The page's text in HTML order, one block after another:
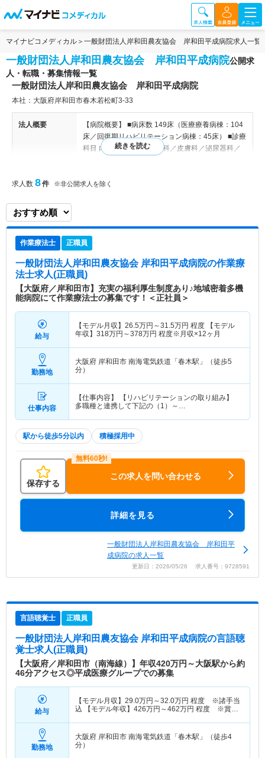
マイナビコメディカル 一般財団法人岸和田農友協会 岸和田平成病院求人一覧
一般財団法人岸和田農友協会 岸和田平成病院公開求
人・転職・募集情報一覧
一般財団法人岸和田農友協会 岸和田平成病院
本社：大阪府岸和田市春木若松町3-33
法人概要
【病院概要】 ■病床数 149床（医療療養病棟：104
床／回復期リハビリテーション病棟：45床） ■診療
科目 内科／整形外科／外科／皮膚科／泌尿器科／
リハビリテーション ■その他 ・電子カルテ、オーダ
設施設】デイサービス／居宅介護支援センター／訪
問リハビリテーション／有料老人ホーム
特色
【病院の特色】 当院は、地域住民の患者様主体の
良質な慢性期医療を提供するため、地域特性に合わ
せたリハビリ機能を充実させた回復期リハ病棟45
床・療養病棟104床の地域支援型病院として運営し
ております。地域医療のセンターとして、また、ゆ
ったりと心と体の両方から治療・療養ができるきめ
細やかな医療サービスを提供する療養病棟をもって
地域に貢献しております。当院は、あなたの希望に
応えられる職場です。専門職の集団として、『これ
からの医療・福祉は自分が担う』という意欲と情熱
をもつ人、生きがいと働き甲斐を求めている人を歓
迎します。託児所があり、最寄り駅の南海本線「春
木駅」より徒歩4分と通勤に便利な立地です。リハ
ビリテーション科では、PT25名、OT11名、ST4名
が在籍しており『絶対に見捨てない』という理念を
もとに、「楽しい職場」「安心できる職場」「ライ
フワークバランスを重視した職場」を目指していま
応じて更に高い給与を実現することも可能です。病
院は最寄駅から4分と近いため、府外から通勤も可
能です。職員は若手からベテランまで幅広い年齢層
で、お互いの悩みを相談しやすい環境です。リハビ
リの質の向上のために研修会や研究活動もあり、外
部勉強会や学会に参加しやすいよう研修費参加補助
制度も導入し、スタッフの成長を応援しています。
病院のリハビリ機能を強化するため、一緒に働いて
来ます。
求人数 8件 ※非公開求人を除く
作業療法士 正職員
一般財団法人岸和田農友協会 岸和田平成病院の作業療
法士求人(正職員)
【大阪府／岸和田市】充実の福利厚生制度あり♪地域密着多機
能病院にて作業療法士の募集です！＜正社員＞
給与
【モデル月収】 26.5万円～31.5万円 程度 【モデル
年収】 318万円～378万円 程度※月収×12ヶ月
勤務地
大阪府 岸和田市 南海電気鉄道「春木駅」（徒歩5
分）
仕事内容
【仕事内容】 【リハビリテーションの取り組み】
多職種と連携して下記の（1）～…
駅から徒歩5分以内 積極採用中
保存する
この求人を問い合わせる
詳細を見る
一般財団法人岸和田農友協会 岸和田平
成病院の求人一覧
更新日：2026/05/26 求人番号：9728591
言語聴覚士 正職員
一般財団法人岸和田農友協会 岸和田平成病院の言語聴
覚士求人(正職員)
【大阪府／岸和田市（南海線）】年収420万円～大阪駅から約
46分アクセス◎平成医療グループでの募集
給与
【モデル月収】 29.0万円～32.0万円 程度 ※諸手当
込 【モデル年収】 426万円～462万円 程度 ※賞与
勤務地
大阪府 岸和田市 南海電気鉄道「春木駅」（徒歩4
分）